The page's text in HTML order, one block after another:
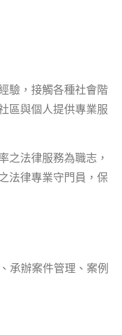
驗，接觸各種社會階
區與個人提供專業服
之法律服務為職志，
法律專業守門員，保
承辦案件管理、案例